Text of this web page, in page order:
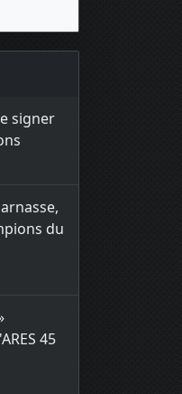
signer
du
45